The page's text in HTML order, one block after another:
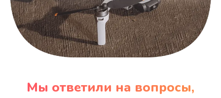
Мы ответили на вопросы,